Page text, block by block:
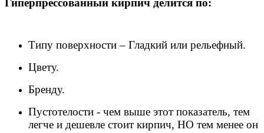
Гиперпрессованный кирпич делится по:
Типу поверхности – Гладкий или рельефный.
Цвету.
Бренду.
Пустотелости - чем выше этот показатель, тем
легче и дешевле стоит кирпич, НО тем менее он